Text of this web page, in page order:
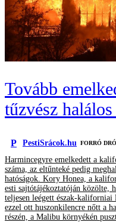
Tovább
tűzvész
P PestiSrácok.hu FORRÓ
Harmincegyre emelkedett a
száma, az eltűnteké pedig
hatóságok. Kory Honea, a
esti sajtótájékoztatóján közölte,
teljesen leégett észak-kaliforniai
ezzel ott huszonkilencre nőtt a
részén, a Malibu környékén